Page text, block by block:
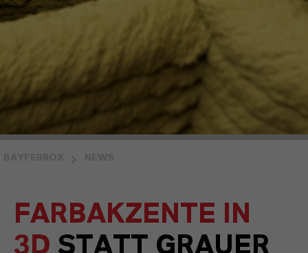
FARBAKZENTE IN
3D STATT GRAUER